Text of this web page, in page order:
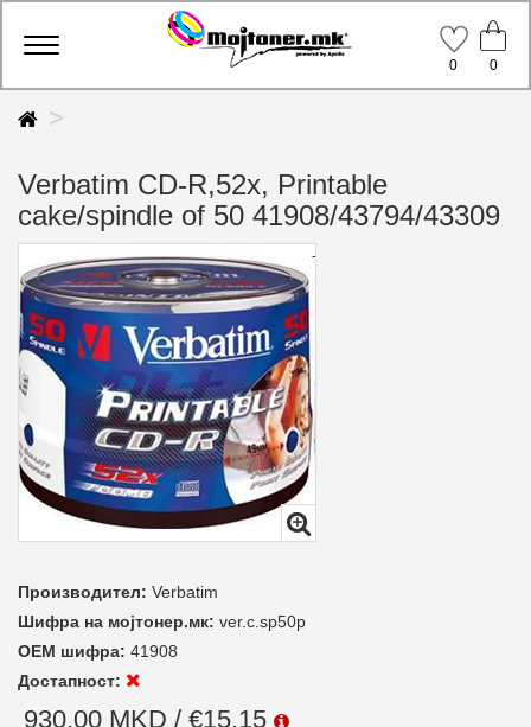
Toggle
0
0
Verbatim CD-R,52x, Printable
cake/spindle of 50 41908/43794/43309
Производител: Verbatim
Шифра на мојтонер.мк: ver.c.sp50p
ОЕМ шифра: 41908
Достапност:
930,00 MKD / €15,15